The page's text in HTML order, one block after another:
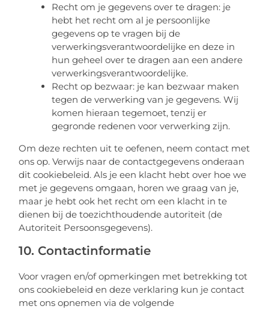
Recht om je gegevens over te dragen: je
hebt het recht om al je persoonlijke
gegevens op te vragen bij de
verwerkingsverantwoordelijke en deze in
hun geheel over te dragen aan een andere
verwerkingsverantwoordelijke.
Recht op bezwaar: je kan bezwaar maken
tegen de verwerking van je gegevens. Wij
komen hieraan tegemoet, tenzij er
gegronde redenen voor verwerking zijn.
Om deze rechten uit te oefenen, neem contact met
ons op. Verwijs naar de contactgegevens onderaan
dit cookiebeleid. Als je een klacht hebt over hoe we
met je gegevens omgaan, horen we graag van je,
maar je hebt ook het recht om een klacht in te
dienen bij de toezichthoudende autoriteit (de
Autoriteit Persoonsgegevens).
10. Contactinformatie
Voor vragen en/of opmerkingen met betrekking tot
ons cookiebeleid en deze verklaring kun je contact
met ons opnemen via de volgende